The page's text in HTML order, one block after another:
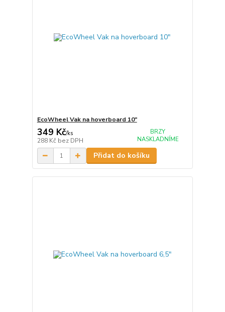
EcoWheel Vak na hoverboard 10"
349 Kč/ks
288 Kč bez DPH
BRZY
NASKLADNÍME
Přidat do košíku